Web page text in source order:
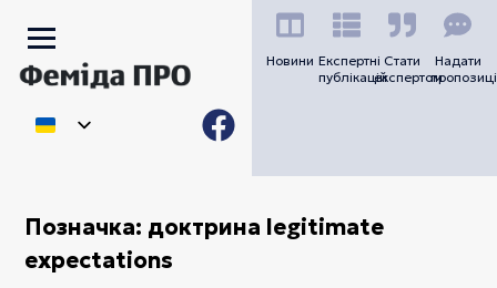
Новини Експертні
публікацій
Стати
експертом
Надати
Позначка: доктрина legitimate
expectations